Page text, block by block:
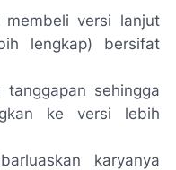
membeli versi lanjut
lengkap) bersifat
tanggapan sehingga
ke versi lebih
karyanya